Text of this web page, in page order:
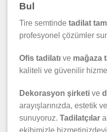
Bul
Tire semtinde tadilat
profesyonel çözümler
Ofis tadilatı ve mağaza
kaliteli ve güvenilir
Dekorasyon şirketi ve
arayışlarınızda, estetik
sunuyoruz. Tadilatçılar
ekibimizle